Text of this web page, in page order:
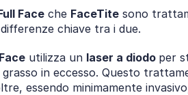
Face che FaceTite sono
chiave tra i due.
utilizza un laser a diodo per
grasso in eccesso. Questo
essendo minimamente